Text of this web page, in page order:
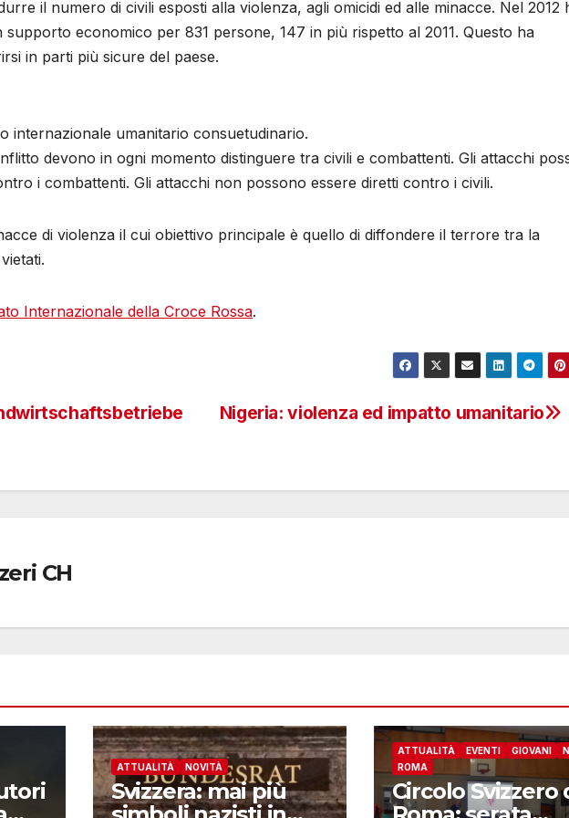
il numero di civili esposti alla violenza, agli omicidi ed alle minacce. Nel 2012
supporto economico per 831 persone, 147 in più rispetto al 2011. Questo ha
in parti più sicure del paese.
internazionale umanitario consuetudinario.
devono in ogni momento distinguere tra civili e combattenti. Gli attacchi
i combattenti. Gli attacchi non possono essere diretti contro i civili.
di violenza il cui obiettivo principale è quello di diffondere il terrore tra la
Internazionale della Croce Rossa.
Nigeria: violenza ed impatto umanitario
CH
ATTUALITÀ NOVITÀ
Svizzera: mai più
ATTUALITÀ EVENTI GIOVANI
ROMA
Circolo Svizzero